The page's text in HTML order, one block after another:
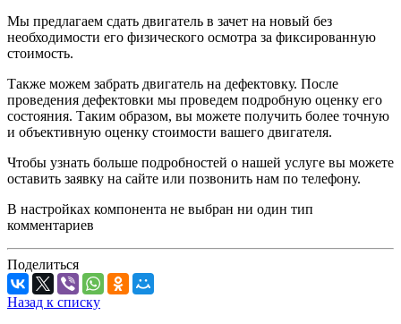
Мы предлагаем сдать двигатель в зачет на новый без
необходимости его физического осмотра за фиксированную
стоимость.
Также можем забрать двигатель на дефектовку. После
проведения дефектовки мы проведем подробную оценку его
состояния. Таким образом, вы можете получить более точную
и объективную оценку стоимости вашего двигателя.
Чтобы узнать больше подробностей о нашей услуге вы можете
оставить заявку на сайте или позвонить нам по телефону.
В настройках компонента не выбран ни один тип
комментариев
Поделиться
Назад к списку